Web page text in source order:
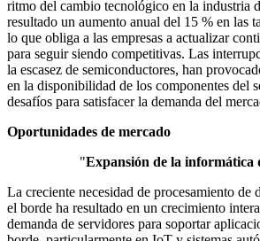
ritmo del cambio tecnológico en la industria
resultado un aumento anual del 15 % en las
lo que obliga a las empresas a actualizar
para seguir siendo competitivas. Las
la escasez de semiconductores, han
en la disponibilidad de los componentes del
desafíos para satisfacer la demanda del
Oportunidades de mercado
"Expansión de la informática
La creciente necesidad de procesamiento de
el borde ha resultado en un crecimiento
demanda de servidores para soportar